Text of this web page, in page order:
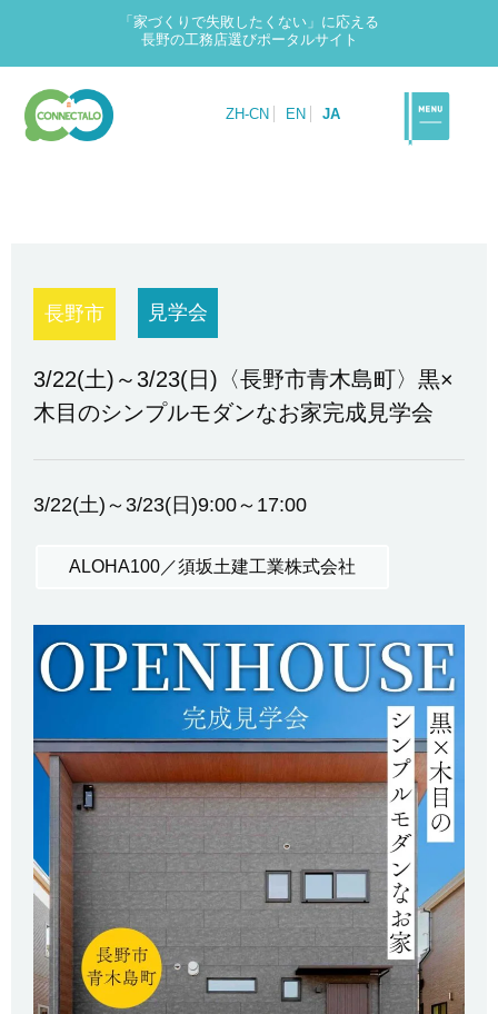
「家づくりで失敗したくない」に応える
長野の工務店選びポータルサイト
ZH-CN EN JA
長野市 見学会
3/22(土)～3/23(日)〈長野市青木島町〉黒×
木目のシンプルモダンなお家完成見学会
3/22(土)～3/23(日)9:00～17:00
ALOHA100／須坂土建工業株式会社